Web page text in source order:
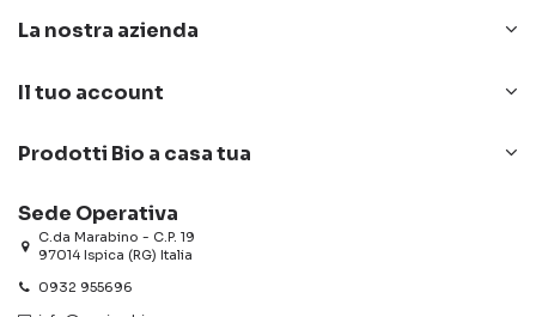
La nostra azienda
Il tuo account
Prodotti Bio a casa tua
Sede Operativa
C.da Marabino - C.P. 19
97014 Ispica (RG) Italia
0932 955696